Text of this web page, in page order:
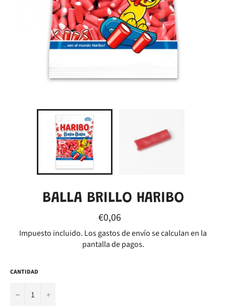
BALLA BRILLO HARIBO
Precio
habitual
€0,06
Impuesto incluido. Losgastos de envíose calculan en la
pantalla de pagos.
CANTIDAD
− +